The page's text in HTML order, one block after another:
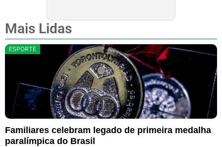
Mais Lidas
ESPORTE
Familiares celebram legado de primeira medalha
paralímpica do Brasil